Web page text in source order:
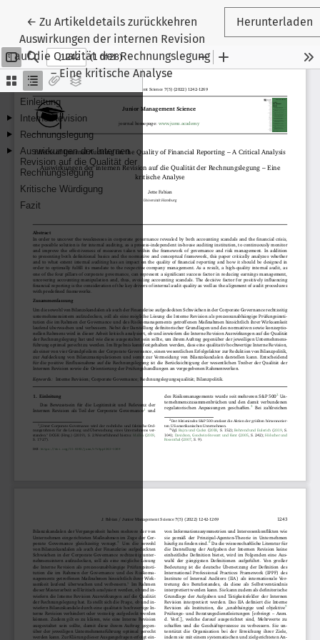
←Zu Artikeldetails zurückkehren
Auswirkungen der internen Revision
auf die Qualität der Rechnungslegung
– Eine kritische Analyse
Herunterladen